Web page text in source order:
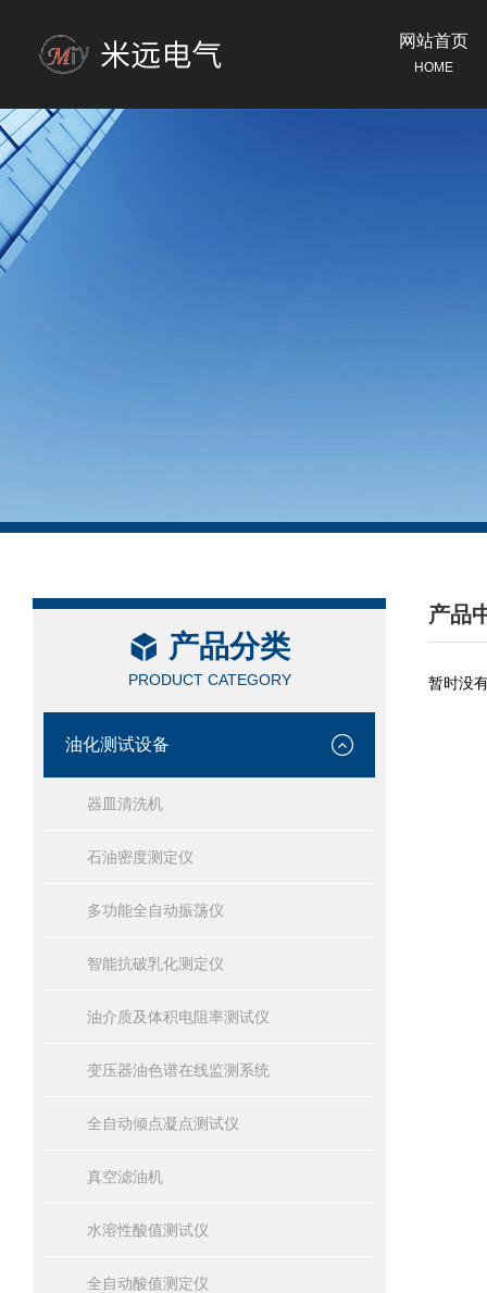
网站首页
HOME
产品分类
PRODUCT CATEGORY
油化测试设备
器皿清洗机
石油密度测定仪
多功能全自动振荡仪
智能抗破乳化测定仪
油介质及体积电阻率测试仪
变压器油色谱在线监测系统
全自动倾点凝点测试仪
真空滤油机
水溶性酸值测试仪
全自动酸值测定仪
产品
/
暂时没